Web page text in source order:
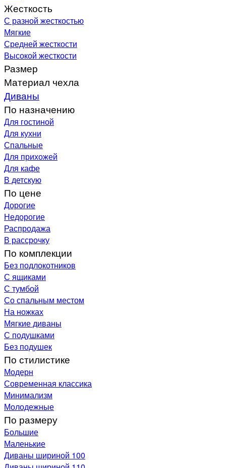
Жесткость
С разной жесткостью
Мягкие
Средней жесткости
Высокой жесткости
Размер
Материал чехла
Диваны
По назначению
Для гостиной
Для кухни
Спальные
Для прихожей
Для кафе
В детскую
По цене
Дорогие
Недорогие
Распродажа
В рассрочку
По комплекции
Без подлокотников
С ящиками
С тумбой
Со спальным местом
На ножках
Мягкие диваны
С подушками
Без подушек
По стилистике
Модерн
Современная классика
Минимализм
Молодежные
По размеру
Большие
Маленькие
Диваны шириной 100